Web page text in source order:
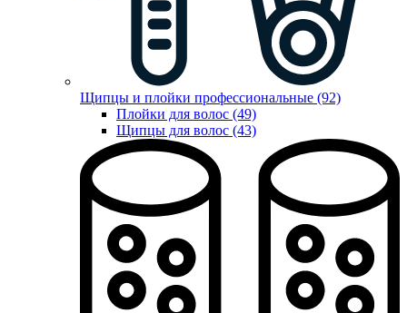
Щипцы и плойки профессиональные (92)
Плойки для волос (49)
Щипцы для волос (43)